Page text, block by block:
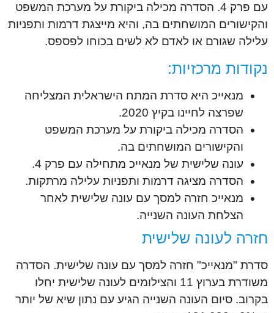
עם פרק 4. הסדרה מכילה ביקורת על מערכת המשפט
והקישורים המושחתים בה, והיא מייצגת דרמות ותפניות
עלילה שגורם או לאדם לא לשים בכוחו לפספס.
נקודות מרכזיות:
מנאייכ היא סדרת המתח הישראלית המצליחה
שפרצה לחיינו בקיץ 2020.
הסדרה מכילה ביקורת על מערכת המשפט
והקישורים המושחתים בה.
עונה שלישית של מנאייכ מתחילה עם פרק 4.
הסדרה מציגה דרמות ותפניות עלילה מרתקות.
מנאייכ חזרה למסך עם עונה שלישית לאחר
הצלחת העונה השנייה.
חזרה לעונה שלישית
סדרת "מנאייכ" חזרה למסך עם עונה שלישית. הסדרה
משודרת בערוץ 11 והצילומים לעונה שלישית יחלו
בקרוב. סיום העונה השנייה הגיע עם נתון שיא של יותר